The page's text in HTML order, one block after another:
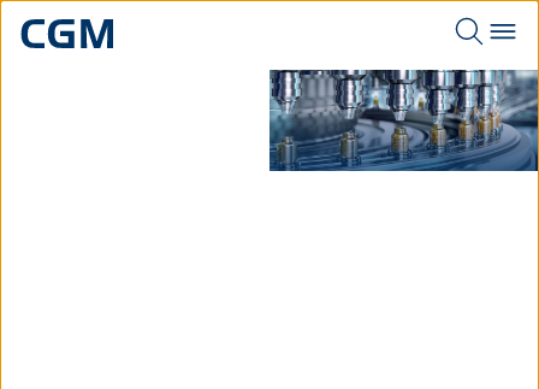
Automatische
Tablettenabfüllmaschine mit
Glasflaschen auf einer
Produktionsförderanlage.